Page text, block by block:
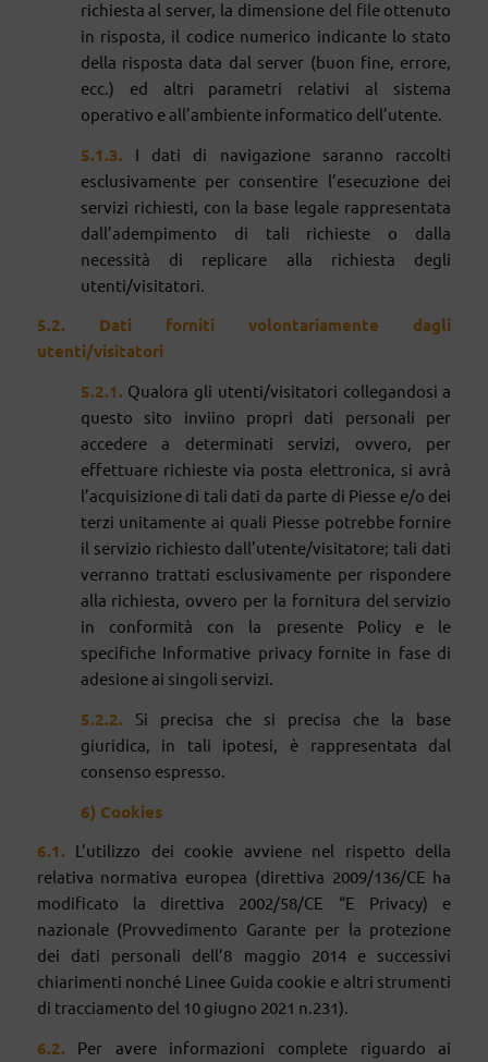
richiesta al server, la dimensione del file ottenuto
in risposta, il codice numerico indicante lo stato
della risposta data dal server (buon fine, errore,
ecc.) ed altri parametri relativi al sistema
operativo e all’ambiente informatico dell’utente.
5.1.3. I dati di navigazione saranno raccolti
esclusivamente per consentire l’esecuzione dei
servizi richiesti, con la base legale rappresentata
dall’adempimento di tali richieste o dalla
necessità di replicare alla richiesta degli
utenti/visitatori.
5.2. Dati forniti volontariamente dagli
utenti/visitatori
5.2.1. Qualora gli utenti/visitatori collegandosi a
questo sito inviino propri dati personali per
accedere a determinati servizi, ovvero, per
effettuare richieste via posta elettronica, si avrà
l’acquisizione di tali dati da parte di Piesse e/o dei
terzi unitamente ai quali Piesse potrebbe fornire
il servizio richiesto dall’utente/visitatore; tali dati
verranno trattati esclusivamente per rispondere
alla richiesta, ovvero per la fornitura del servizio
in conformità con la presente Policy e le
specifiche Informative privacy fornite in fase di
adesione ai singoli servizi.
5.2.2. Si precisa che si precisa che la base
giuridica, in tali ipotesi, è rappresentata dal
consenso espresso.
6) Cookies
6.1. L’utilizzo dei cookie avviene nel rispetto della
relativa normativa europea (direttiva 2009/136/CE ha
modificato la direttiva 2002/58/CE “E Privacy) e
nazionale (Provvedimento Garante per la protezione
dei dati personali dell’8 maggio 2014 e successivi
chiarimenti nonché Linee Guida cookie e altri strumenti
di tracciamento del 10 giugno 2021 n.231).
6.2. Per avere informazioni complete riguardo ai